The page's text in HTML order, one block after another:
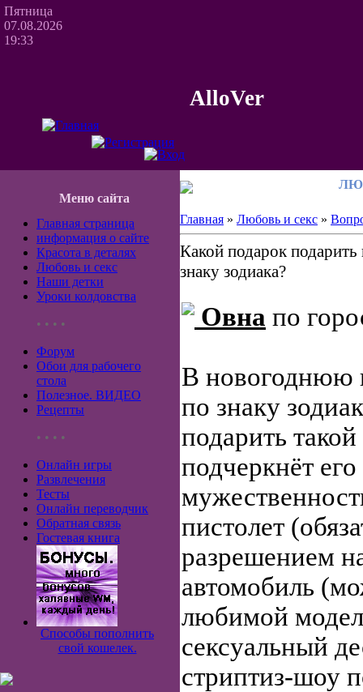
Пятница
07.08.2026
19:33
AlloVer
Меню сайта
Главная страница
информация о сайте
Красота в деталях
Любовь и секс
Наши детки
Уроки колдовства
• • • •
Форум
Обои для рабочего
стола
Полезное. ВИДЕО
Рецепты
• • • •
Онлайн игры
Развлечения
Тесты
Онлайн переводчик
Обратная связь
Гостевая книга
Способы пополнить
свой кошелек.
Главная » Любовь и секс »
Какой подарок
знаку зодиака?
Овна по
В новогоднюю
по знаку
подарить
подчеркнёт
пистолет
разрешением
автомобиль
любимой
сексуальный
стриптиз-шоу